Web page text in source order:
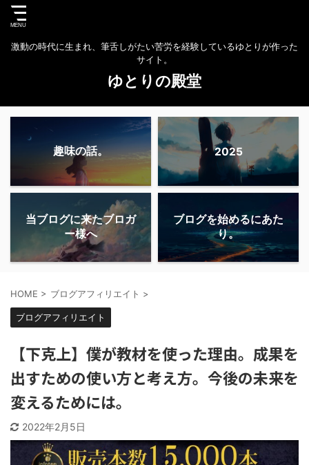
激動の時代に生まれ、筆舌しがたい苦労を経験しているゆとりが作った
サイト。
ゆとりの殿堂
趣味の話。 2025
当ブログに来たブロガ
ー様へ
ブログを始めるにあた
り。
HOME > ブログアフィリエイト >
ブログアフィリエイト
【下克上】僕が教材を使った理由。成果を
出すための使い方と考え方。今後の未来を
変えるためには。
2022年2月5日